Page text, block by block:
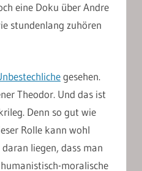
eine Doku über Andre
stundenlang zuhören
gesehen.
Theodor. Und das ist
Denn so gut wie
Rolle kann wohl
liegen, dass man
moralische